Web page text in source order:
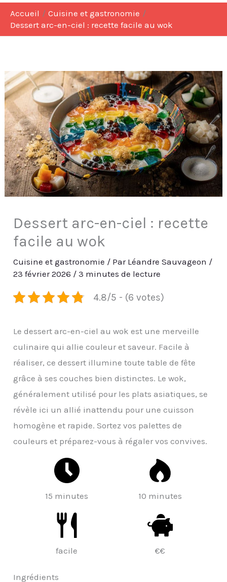
Accueil
Cuisine et gastronomie
Dessert arc-en-ciel : recette facile au wok
Dessert arc-en-ciel : recette
facile au wok
Cuisine et gastronomie / Par Léandre Sauvageon /
23 février 2026 /3 minutes de lecture
4.8/5 - (6 votes)
Le dessert arc-en-ciel au wok est une merveille
culinaire qui allie couleur et saveur. Facile à
réaliser, ce dessert illumine toute table de fête
grâce à ses couches bien distinctes. Le wok,
généralement utilisé pour les plats asiatiques, se
révèle ici un allié inattendu pour une cuisson
homogène et rapide. Sortez vos palettes de
couleurs et préparez-vous à régaler vos convives.
15 minutes 10 minutes
facile €€
Ingrédients